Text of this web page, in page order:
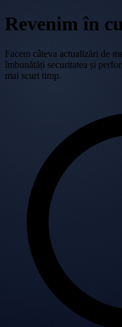
Revenim în
Facem câteva actualizări de
îmbunătăți securitatea și
mai scurt timp.